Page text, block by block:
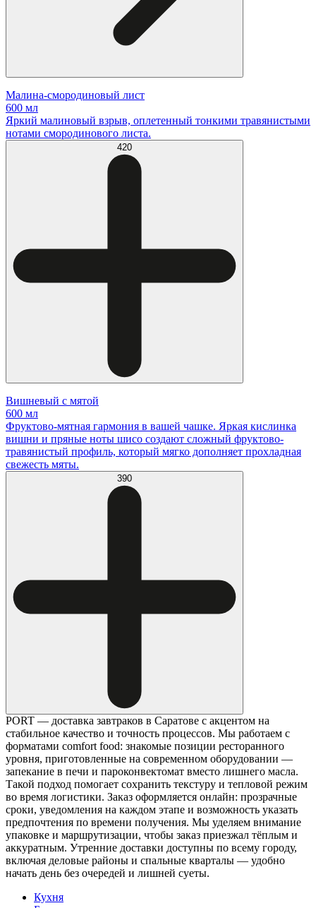
Малина-смородиновый лист
600 мл
Яркий малиновый взрыв, оплетенный тонкими травянистыми
нотами смородинового листа.
420
Вишневый с мятой
600 мл
Фруктово-мятная гармония в вашей чашке. Яркая кислинка
вишни и пряные ноты шисо создают сложный фруктово-
травянистый профиль, который мягко дополняет прохладная
свежесть мяты.
390
PORT — доставка завтраков в Саратове с акцентом на
стабильное качество и точность процессов. Мы работаем с
форматами comfort food: знакомые позиции ресторанного
уровня, приготовленные на современном оборудовании —
запекание в печи и пароконвектомат вместо лишнего масла.
Такой подход помогает сохранить текстуру и тепловой режим
во время логистики. Заказ оформляется онлайн: прозрачные
сроки, уведомления на каждом этапе и возможность указать
предпочтения по времени получения. Мы уделяем внимание
упаковке и маршрутизации, чтобы заказ приезжал тёплым и
аккуратным. Утренние доставки доступны по всему городу,
включая деловые районы и спальные кварталы — удобно
начать день без очередей и лишней суеты.
Кухня